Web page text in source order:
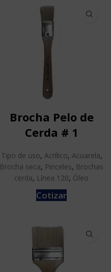
Brocha Pelo de
Cerda # 1
Tipo de uso, Acrílico, Acuarela,
Brocha seca, Pinceles, Brochas
cerda, Línea 120, Óleo
Cotizar